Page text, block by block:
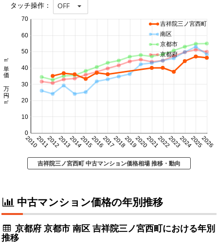
タッチ操作： OFF
20102011201220132014201520162017201820192020202120222023202420252026
0
10
20
30
40
50
60
70
㎡単価 万円/㎡
吉祥院三ノ宮西町
南区
京都市
京都府
吉祥院三ノ宮西町 中古マンション価格相場 推移・動向
中古マンション価格の年別推移
京都府 京都市 南区 吉祥院三ノ宮西町における年別
推移